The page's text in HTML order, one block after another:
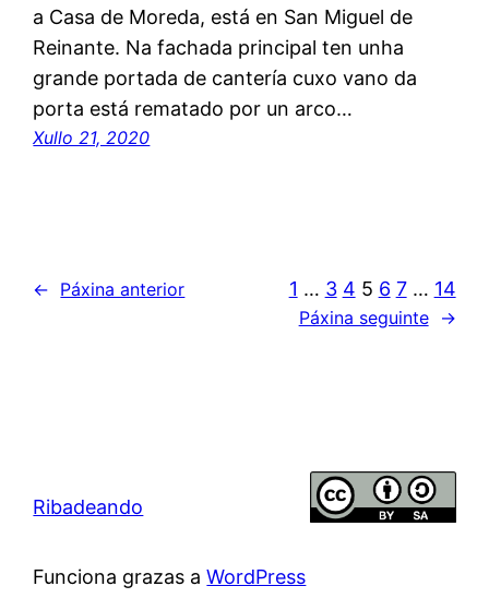
a Casa de Moreda, está en San Miguel de
Reinante. Na fachada principal ten unha
grande portada de cantería cuxo vano da
porta está rematado por un arco…
Xullo 21, 2020
← Páxina anterior 1 … 3 4 5 6 7 … 14
Páxina seguinte →
Ribadeando
Funciona grazas aWordPress